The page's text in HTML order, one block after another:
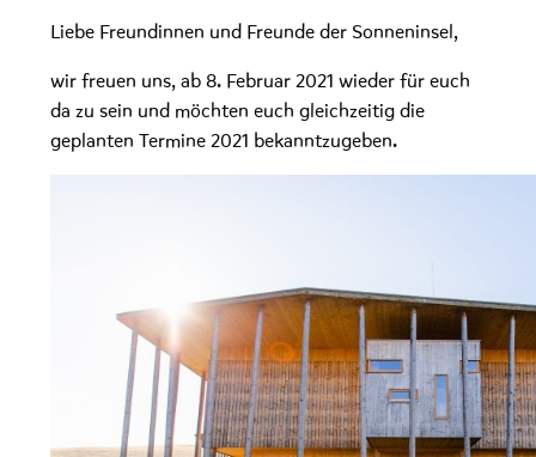
Liebe Freundinnen und Freunde der Sonneninsel,
wir freuen uns, ab 8. Februar 2021 wieder für euch
da zu sein und möchten euch gleichzeitig die
geplanten Termine 2021 bekanntzugeben.